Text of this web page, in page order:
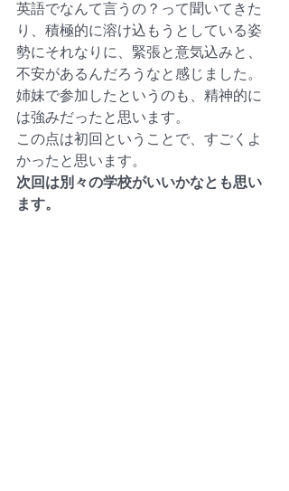
英語でなんて言うの？って聞いてきた
り、積極的に溶け込もうとしている姿
勢にそれなりに、緊張と意気込みと、
不安があるんだろうなと感じました。
姉妹で参加したというのも、精神的に
は強みだったと思います。
この点は初回ということで、すごくよ
かったと思います。
次回は別々の学校がいいかなとも思い
ます。